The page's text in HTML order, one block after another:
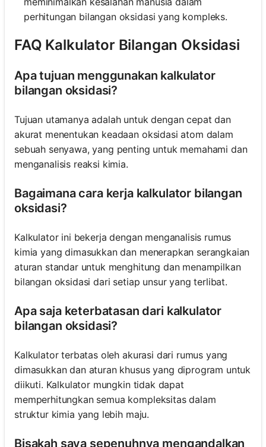
perhitungan bilangan oksidasi yang kompleks.
FAQ Kalkulator Bilangan Oksidasi
Apa tujuan menggunakan kalkulator
bilangan oksidasi?
Tujuan utamanya adalah untuk dengan cepat dan
akurat menentukan keadaan oksidasi atom dalam
sebuah senyawa, yang penting untuk memahami dan
menganalisis reaksi kimia.
Bagaimana cara kerja kalkulator bilangan
oksidasi?
Kalkulator ini bekerja dengan menganalisis rumus
kimia yang dimasukkan dan menerapkan serangkaian
aturan standar untuk menghitung dan menampilkan
bilangan oksidasi dari setiap unsur yang terlibat.
Apa saja keterbatasan dari kalkulator
bilangan oksidasi?
Kalkulator terbatas oleh akurasi dari rumus yang
dimasukkan dan aturan khusus yang diprogram untuk
diikuti. Kalkulator mungkin tidak dapat
memperhitungkan semua kompleksitas dalam
struktur kimia yang lebih maju.
Bisakah saya sepenuhnya mengandalkan